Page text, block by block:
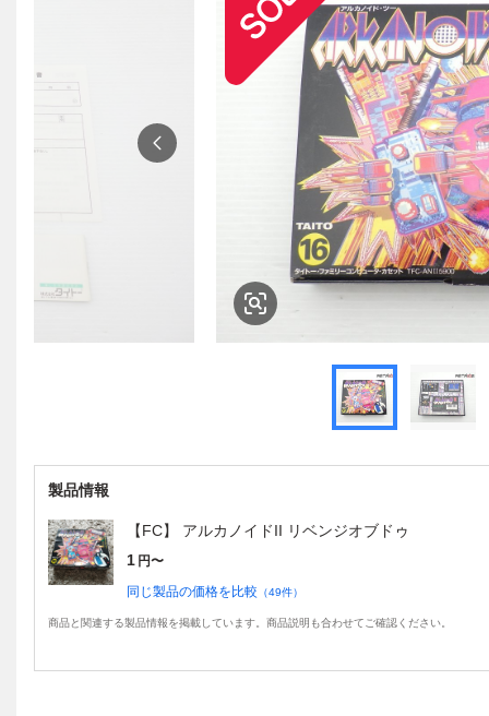
製品情報
【FC】 アルカノイドII リベンジオブドゥ
1 円〜
同じ製品の価格を比較 （49件）
商品と関連する製品情報を掲載しています。商品説明も合わせてご確認ください。